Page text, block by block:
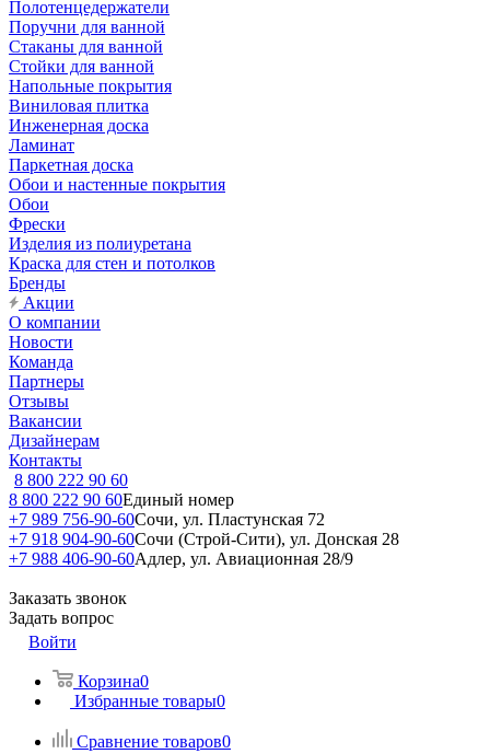
Полотенцедержатели
Поручни для ванной
Стаканы для ванной
Стойки для ванной
Напольные покрытия
Виниловая плитка
Инженерная доска
Ламинат
Паркетная доска
Обои и настенные покрытия
Обои
Фрески
Изделия из полиуретана
Краска для стен и потолков
Бренды
Акции
О компании
Новости
Команда
Партнеры
Отзывы
Вакансии
Дизайнерам
Контакты
8 800 222 90 60
8 800 222 90 60Единый номер
+7 989 756-90-60Сочи, ул. Пластунская 72
+7 918 904-90-60Сочи (Строй-Сити), ул. Донская 28
+7 988 406-90-60Адлер, ул. Авиационная 28/9
Заказать звонок
Задать вопрос
Войти
Корзина0
Избранные товары0
Сравнение товаров0